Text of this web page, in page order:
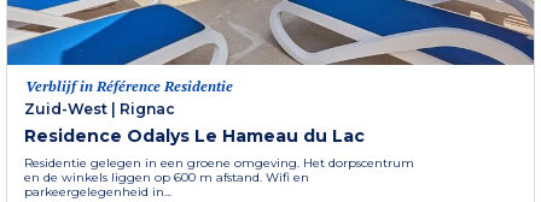
Verblijf in Référence Residentie
Zuid-West
Rignac
Residence Odalys Le Hameau du Lac
Residentie gelegen in een groene omgeving. Het dorpscentrum
en de winkels liggen op 600 m afstand. Wifi en
parkeergelegenheid in...